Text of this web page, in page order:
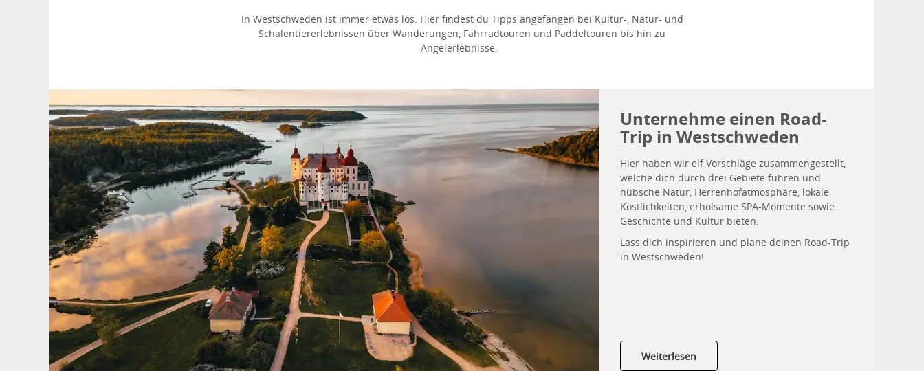
In Westschweden ist immer etwas los. Hier findest du Tipps angefangen bei Kultur-, Natur- und
Schalentiererlebnissen über Wanderungen, Fahrradtouren und Paddeltouren bis hin zu
Angelerlebnisse.
Unternehme einen Road-
Trip in Westschweden
Hier haben wir elf Vorschläge zusammengestellt,
welche dich durch drei Gebiete führen und
hübsche Natur, Herrenhofatmosphäre, lokale
Köstlichkeiten, erholsame SPA-Momente sowie
Geschichte und Kultur bieten.
Lass dich inspirieren und plane deinen Road-Trip
in Westschweden!
Weiterlesen